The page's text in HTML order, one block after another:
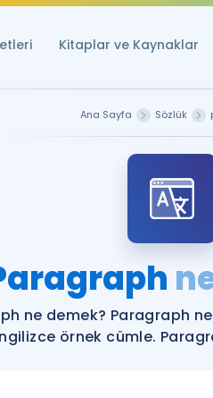
Kitaplar ve Kaynaklar
Ana Sayfa Sözlük
ne demek? Paragraph
örnek cümle.